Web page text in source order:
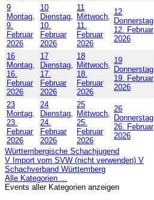
9
Montag,
9.
Februar
2026
10
Dienstag,
10.
Februar
2026
11
Mittwoch,
11.
Februar
2026
12
Donnerstag,
12. Februar
2026
16
Montag,
16.
Februar
2026
17
Dienstag,
17.
Februar
2026
18
Mittwoch,
18.
Februar
2026
19
Donnerstag,
19. Februar
2026
23
Montag,
23.
Februar
2026
24
Dienstag,
24.
Februar
2026
25
Mittwoch,
25.
Februar
2026
26
Donnerstag,
26. Februar
2026
Württembergische Schachjugend
V Import vom SVW (nicht verwenden) V
Schachverband Württemberg
Alle Kategorien ...
Events aller Kategorien anzeigen